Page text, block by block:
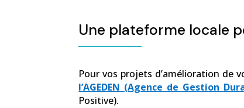
Une plateforme locale
Pour vos projets d’amélioration de
l’AGEDEN (Agence de Gestion
Positive).